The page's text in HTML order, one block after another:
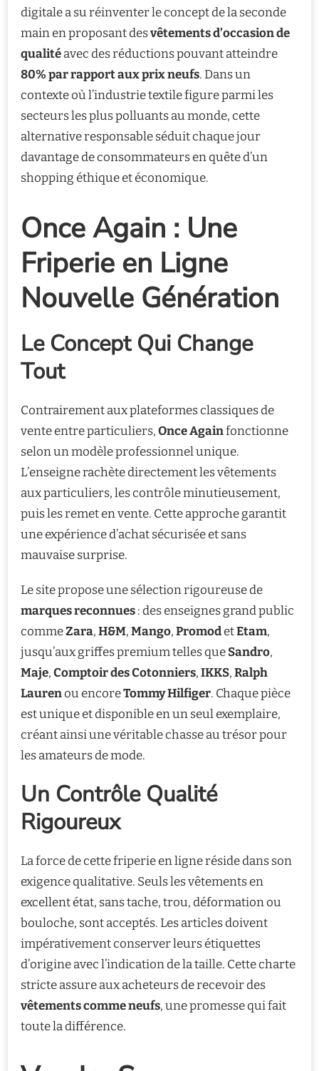
digitale a su réinventer le concept de la seconde
main en proposant desvêtements d’occasion de
qualitéavec des réductions pouvant atteindre
80% par rapport aux prix neufs. Dans un
contexte où l’industrie textile figure parmi les
secteurs les plus polluants au monde, cette
alternative responsable séduit chaque jour
davantage de consommateurs en quête d’un
shopping éthique et économique.
Once Again : Une
Friperie en Ligne
Nouvelle Génération
Le Concept Qui Change
Tout
Contrairement aux plateformes classiques de
vente entre particuliers,Once Againfonctionne
selon un modèle professionnel unique.
L’enseigne rachète directement les vêtements
aux particuliers, les contrôle minutieusement,
puis les remet en vente. Cette approche garantit
une expérience d’achat sécurisée et sans
mauvaise surprise.
Le site propose une sélection rigoureuse de
marques reconnues: des enseignes grand public
commeZara,H&M,Mango,PromodetEtam,
jusqu’aux griffes premium telles queSandro,
Maje,Comptoir des Cotonniers,IKKS,Ralph
Laurenou encoreTommy Hilfiger. Chaque pièce
est unique et disponible en un seul exemplaire,
créant ainsi une véritable chasse au trésor pour
les amateurs de mode.
Un Contrôle Qualité
Rigoureux
La force de cette friperie en ligne réside dans son
exigence qualitative. Seuls les vêtements en
excellent état, sans tache, trou, déformation ou
bouloche, sont acceptés. Les articles doivent
impérativement conserver leurs étiquettes
d’origine avec l’indication de la taille. Cette charte
stricte assure aux acheteurs de recevoir des
vêtements comme neufs, une promesse qui fait
toute la différence.